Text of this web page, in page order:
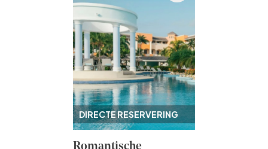
DIRECTE RESERVERING